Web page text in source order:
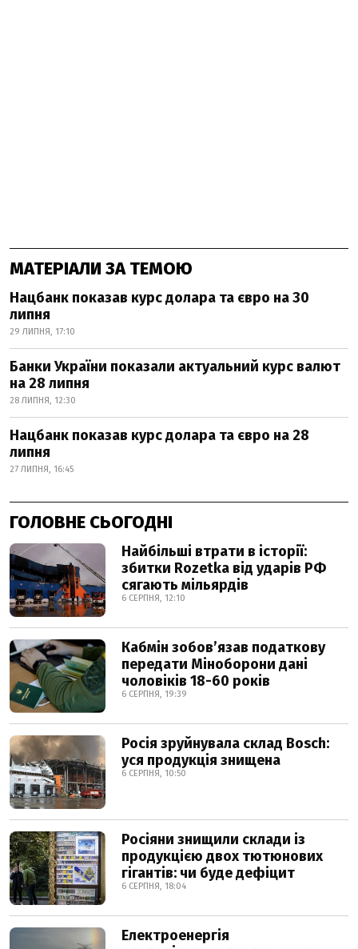
МАТЕРІАЛИ ЗА ТЕМОЮ
Нацбанк показав курс долара та євро на 30
липня
29 ЛИПНЯ, 17:10
Банки України показали актуальний курс валют
на 28 липня
28 ЛИПНЯ, 12:30
Нацбанк показав курс долара та євро на 28
липня
27 ЛИПНЯ, 16:45
ГОЛОВНЕ СЬОГОДНІ
Найбільші втрати в історії:
збитки Rozetka від ударів РФ
сягають мільярдів
6 СЕРПНЯ, 12:10
Кабмін зобовʼязав податкову
передати Міноборони дані
чоловіків 18-60 років
6 СЕРПНЯ, 19:39
Росія зруйнувала склад Bosch:
уся продукція знищена
6 СЕРПНЯ, 10:50
Росіяни знищили склади із
продукцією двох тютюнових
гігантів: чи буде дефіцит
6 СЕРПНЯ, 18:04
Електроенергія